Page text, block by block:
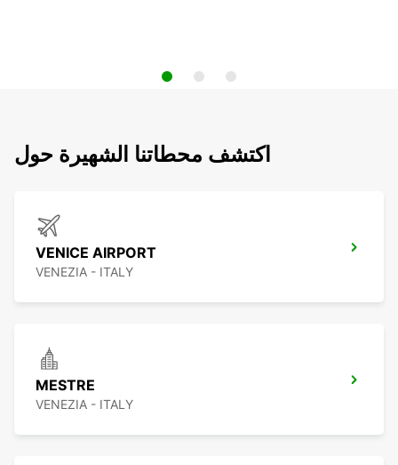
اكتشف محطاتنا الشهيرة حول
VENICE AIRPORT
VENEZIA - ITALY
MESTRE
VENEZIA - ITALY